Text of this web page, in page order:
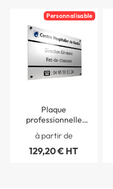
Personnalisable
Plaque
professionnelle
personnaliser
à partir de
129,20 € HT